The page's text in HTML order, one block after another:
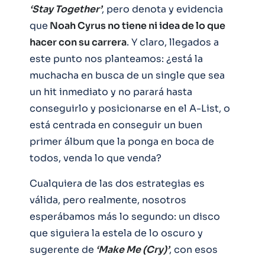
‘Stay Together’, pero denota y evidencia
que Noah Cyrus no tiene ni idea de lo que
hacer con su carrera. Y claro, llegados a
este punto nos planteamos: ¿está la
muchacha en busca de un single que sea
un hit inmediato y no parará hasta
conseguirlo y posicionarse en el A-List, o
está centrada en conseguir un buen
primer álbum que la ponga en boca de
todos, venda lo que venda?
Cualquiera de las dos estrategias es
válida, pero realmente, nosotros
esperábamos más lo segundo: un disco
que siguiera la estela de lo oscuro y
sugerente de ‘Make Me (Cry)’, con esos